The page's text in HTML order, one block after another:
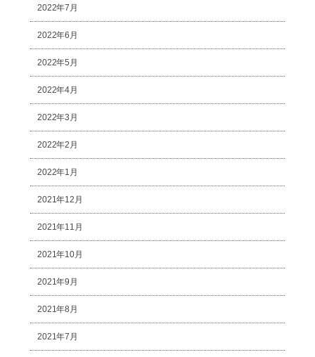
2022年7月
2022年6月
2022年5月
2022年4月
2022年3月
2022年2月
2022年1月
2021年12月
2021年11月
2021年10月
2021年9月
2021年8月
2021年7月